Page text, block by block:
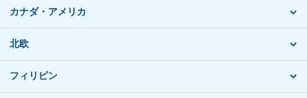
カナダ・アメリカ
北欧
フィリピン